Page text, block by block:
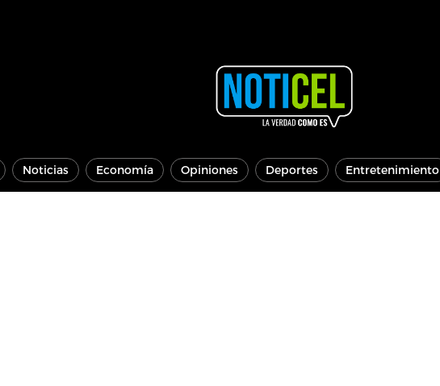
Noticias Economía Opiniones Deportes Entretenimiento